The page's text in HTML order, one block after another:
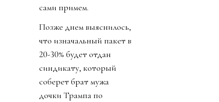
сами примем.
Позже днем выяснилось,
что изначальный пакет в
20-30% будет отдан
синдикату, который
соберет брат мужа
дочки Трампа по